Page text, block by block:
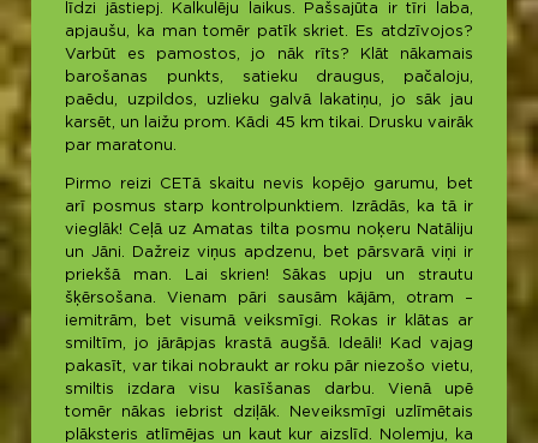
līdzi jāstiepj. Kalkulēju laikus. Pašsajūta ir tīri laba,
apjaušu, ka man tomēr patīk skriet. Es atdzīvojos?
Varbūt es pamostos, jo nāk rīts? Klāt nākamais
barošanas punkts, satieku draugus, pačaloju,
paēdu, uzpildos, uzlieku galvā lakatiņu, jo sāk jau
karsēt, un laižu prom. Kādi 45 km tikai. Drusku vairāk
par maratonu.
Pirmo reizi CETā skaitu nevis kopējo garumu, bet
arī posmus starp kontrolpunktiem. Izrādās, ka tā ir
vieglāk! Ceļā uz Amatas tilta posmu noķeru Natāliju
un Jāni. Dažreiz viņus apdzenu, bet pārsvarā viņi ir
priekšā man. Lai skrien! Sākas upju un strautu
šķērsošana. Vienam pāri sausām kājām, otram –
iemitrām, bet visumā veiksmīgi. Rokas ir klātas ar
smiltīm, jo jārāpjas krastā augšā. Ideāli! Kad vajag
pakasīt, var tikai nobraukt ar roku pār niezošo vietu,
smiltis izdara visu kasīšanas darbu. Vienā upē
tomēr nākas iebrist dziļāk. Neveiksmīgi uzlīmētais
plāksteris atlīmējas un kaut kur aizslīd. Nolemju, ka